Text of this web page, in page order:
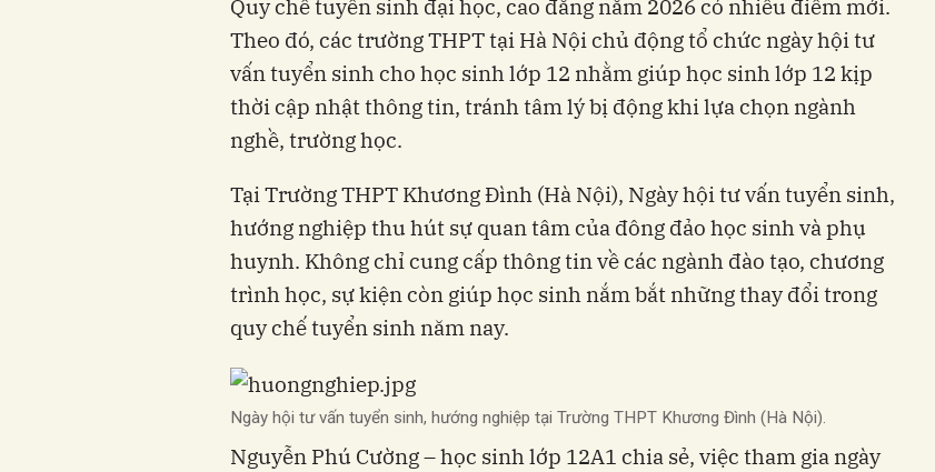
Quy chế tuyển sinh đại học, cao đẳng năm 2026 có nhiều điểm mới.
Theo đó, các trường THPT tại Hà Nội chủ động tổ chức ngày hội tư
vấn tuyển sinh cho học sinh lớp 12 nhằm giúp học sinh lớp 12 kịp
thời cập nhật thông tin, tránh tâm lý bị động khi lựa chọn ngành
nghề, trường học.
Tại Trường THPT Khương Đình (Hà Nội), Ngày hội tư vấn tuyển sinh,
hướng nghiệp thu hút sự quan tâm của đông đảo học sinh và phụ
huynh. Không chỉ cung cấp thông tin về các ngành đào tạo, chương
trình học, sự kiện còn giúp học sinh nắm bắt những thay đổi trong
quy chế tuyển sinh năm nay.
Ngày hội tư vấn tuyển sinh, hướng nghiệp tại Trường THPT Khương Đình (Hà Nội).
Nguyễn Phú Cường – học sinh lớp 12A1 chia sẻ, việc tham gia ngày